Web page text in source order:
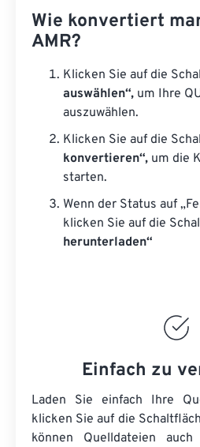
Wie konvertiert
AMR?
Klicken Sie auf die
auswählen“, um Ihre
auszuwählen.
Klicken Sie auf die
konvertieren“, um die
starten.
Wenn der Status auf
klicken Sie auf die
herunterladen“
Einfach zu
Laden Sie einfach Ihre
klicken Sie auf die
können Quelldateien auch